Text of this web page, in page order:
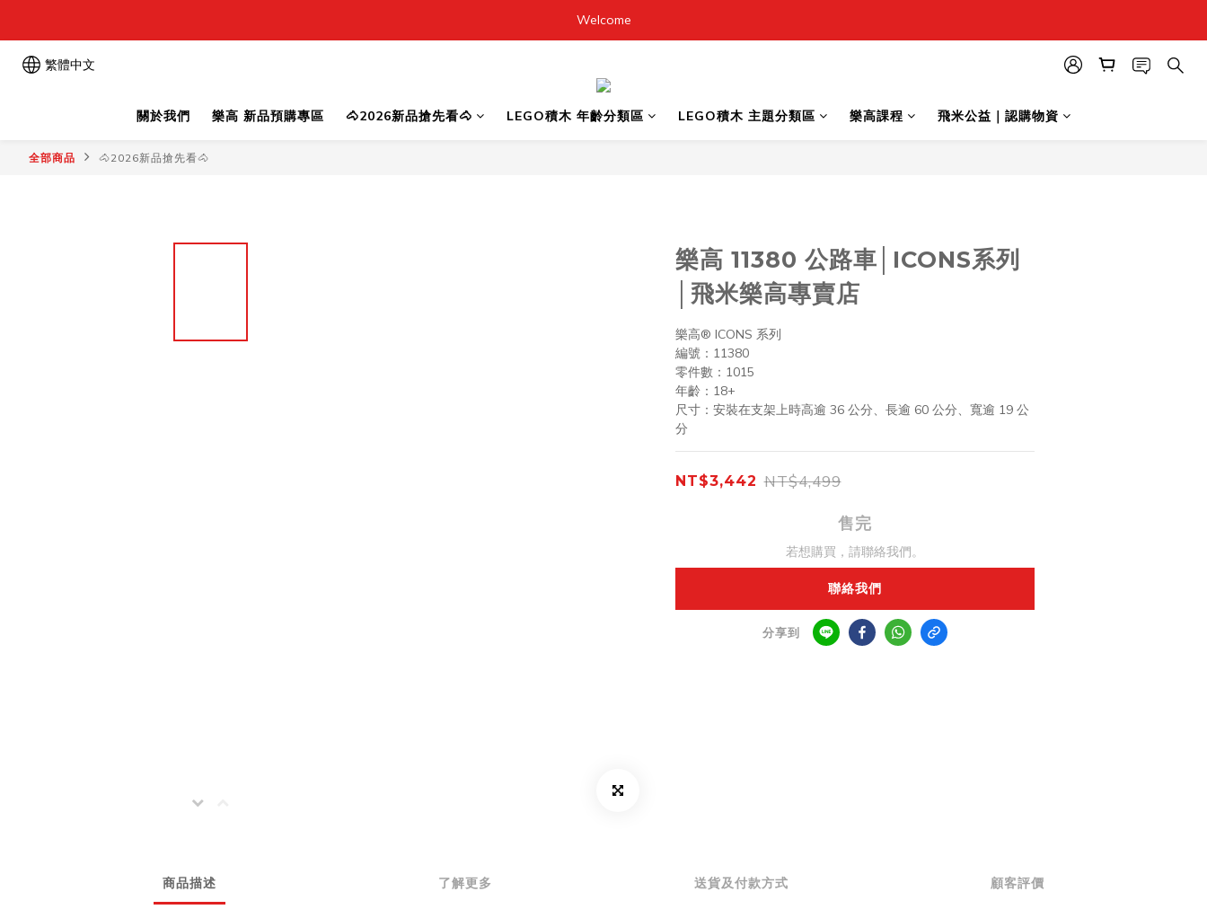
Welcome
繁體中文
關於我們 樂高 新品預購專區 🐴2026新品搶先看🐴 LEGO積木 年齡分類區 LEGO積木 主題分類區 樂高課程 飛米公益｜認購物資
全部商品 🐴2026新品搶先看🐴
樂高 11380 公路車│ICONS系列
│飛米樂高專賣店
樂高® ICONS 系列
編號：11380
零件數：1015
年齡：18+
尺寸：安裝在支架上時高逾 36 公分、長逾 60 公分、寬逾 19 公
分
NT$3,442 NT$4,499
售完
若想購買，請聯絡我們。
聯絡我們
分享到
商品描述 了解更多 送貨及付款方式 顧客評價